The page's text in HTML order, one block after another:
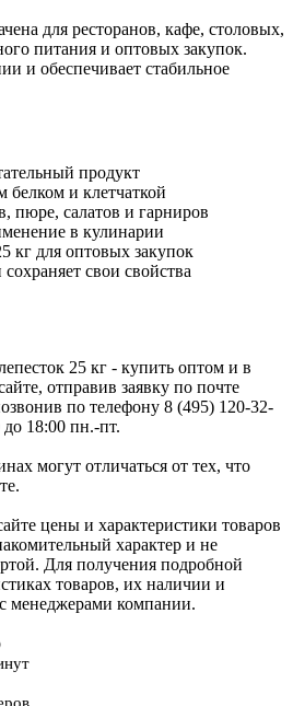
для ресторанов, кафе, столовых,
питания и оптовых закупок.
и обеспечивает стабильное
продукт
белком и клетчаткой
пюре, салатов и гарниров
в кулинарии
кг для оптовых закупок
свои свойства
25 кг - купить оптом и в
отправив заявку по почте
по телефону 8 (495) 120-32-
до 18:00 пн.-пт.
могут отличаться от тех, что
цены и характеристики товаров
характер и не
Для получения подробной
товаров, их наличии и
менеджерами компании.